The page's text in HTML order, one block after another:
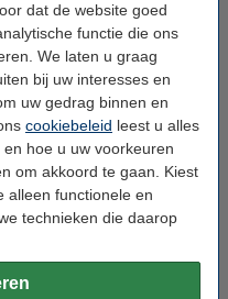
dat de website goed
functie die ons
We laten u graag
bij uw interesses en
uw gedrag binnen en
cookiebeleid leest u alles
hoe u uw voorkeuren
om akkoord te gaan. Kiest
alleen functionele en
technieken die daarop
reinigers noodzakelijk,
schade kunt
het interieur als het
ruim assortiment van dit
tekst leest u meer over
van de auto te doen.
van verschillende
uw auto in verschillende
Volg bijvoorbeeld het
stappen doorlopen heeft,